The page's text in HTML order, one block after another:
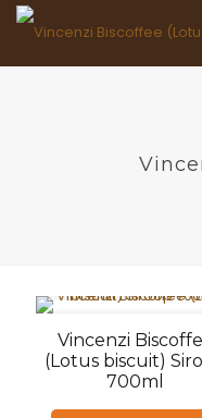
Vincenzi
(Lotus biscuit)
700ml